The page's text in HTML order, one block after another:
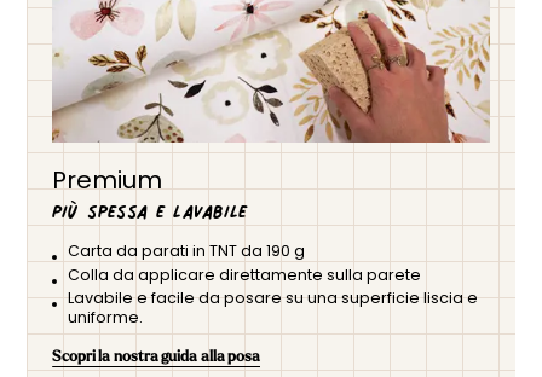
Premium
Più spessa e lavabile
Carta da parati in TNT da 190 g
Colla da applicare direttamente sulla parete
Lavabile e facile da posare su una superficie liscia e
uniforme.
Scopri la nostra guida alla posa